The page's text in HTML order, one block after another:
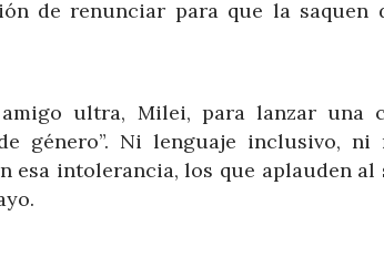
de renunciar para que la saquen
ultra, Milei, para lanzar una
género”. Ni lenguaje inclusivo, ni
esa intolerancia, los que aplauden al